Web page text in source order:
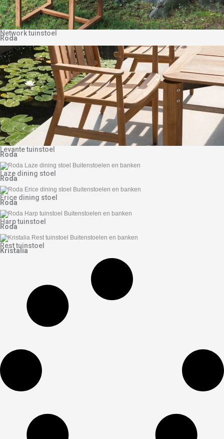
Network tuinstoel
Roda
Levante tuinstoel
Roda
Laze dining stoel
Roda
Erice dining stoel
Roda
Harp tuinstoel
Roda
Rest tuinstoel
Kristalia